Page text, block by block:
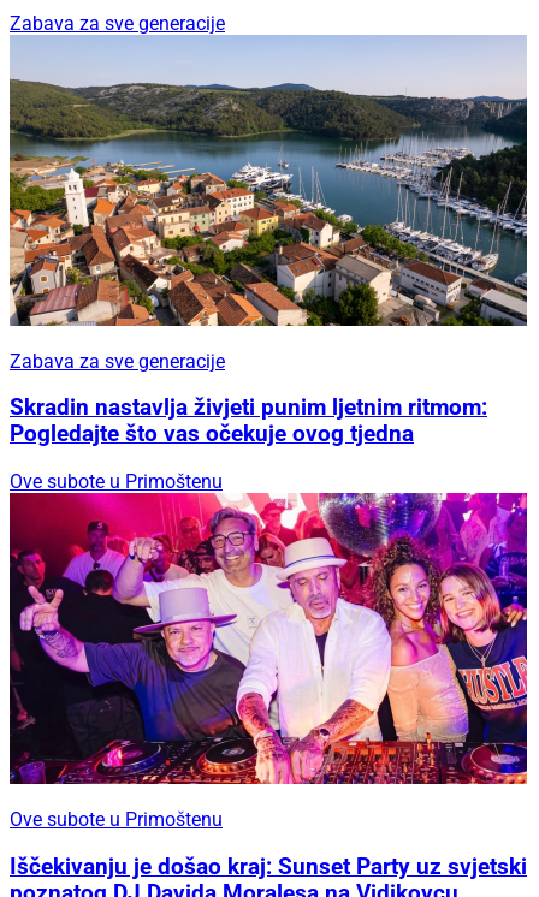
Zabava za sve generacije
Zabava za sve generacije
Skradin nastavlja živjeti punim ljetnim ritmom:
Pogledajte što vas očekuje ovog tjedna
Ove subote u Primoštenu
Ove subote u Primoštenu
Iščekivanju je došao kraj: Sunset Party uz svjetski